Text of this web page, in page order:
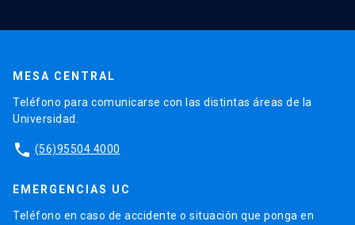
MESA CENTRAL
Teléfono para comunicarse con las distintas áreas de la
Universidad.
phone (56)95504 4000
EMERGENCIAS UC
Teléfono en caso de accidente o situación que ponga en